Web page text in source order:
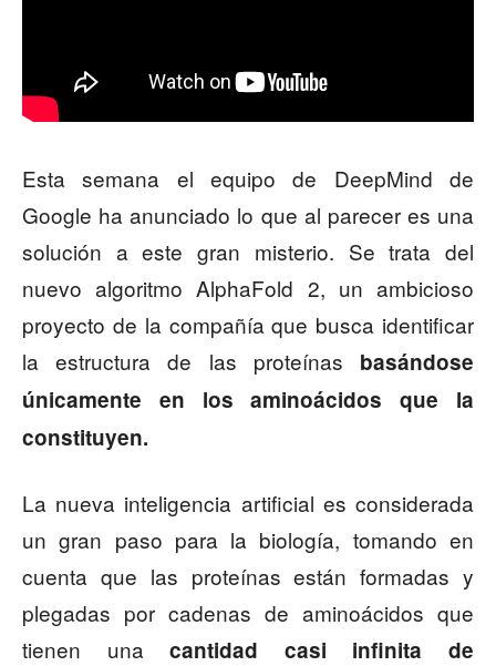
Esta semana el equipo de DeepMind de
Google ha anunciado lo que al parecer es una
solución a este gran misterio. Se trata del
nuevo algoritmo AlphaFold 2, un ambicioso
proyecto de la compañía que busca identificar
la estructura de las proteínas basándose
únicamente en los aminoácidos que la
constituyen.
La nueva inteligencia artificial es considerada
un gran paso para la biología, tomando en
cuenta que las proteínas están formadas y
plegadas por cadenas de aminoácidos que
tienen unacantidad casi infinita de